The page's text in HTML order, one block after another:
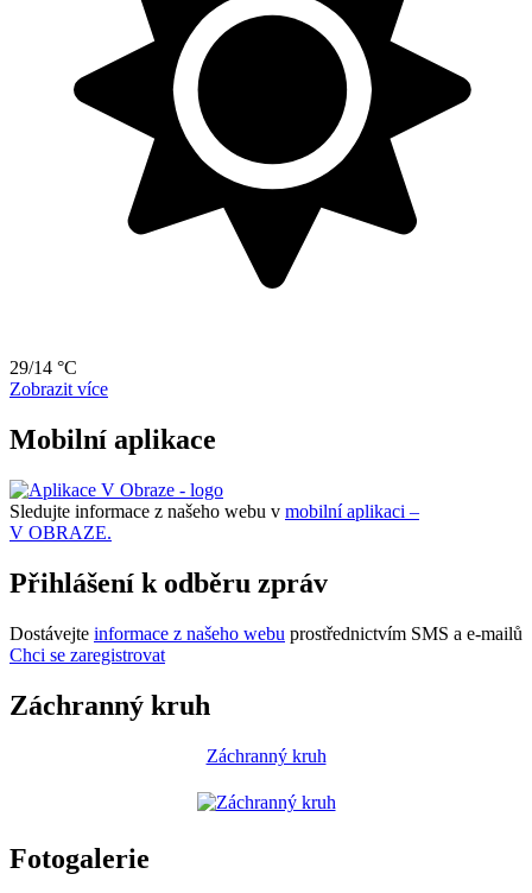
29/14 °C
Zobrazit více
Mobilní aplikace
Sledujte informace z našeho webu v mobilní aplikaci –
V OBRAZE.
Přihlášení k odběru zpráv
Dostávejte informace z našeho webu prostřednictvím SMS a e-mailů
Chci se zaregistrovat
Záchranný kruh
Záchranný kruh
Fotogalerie